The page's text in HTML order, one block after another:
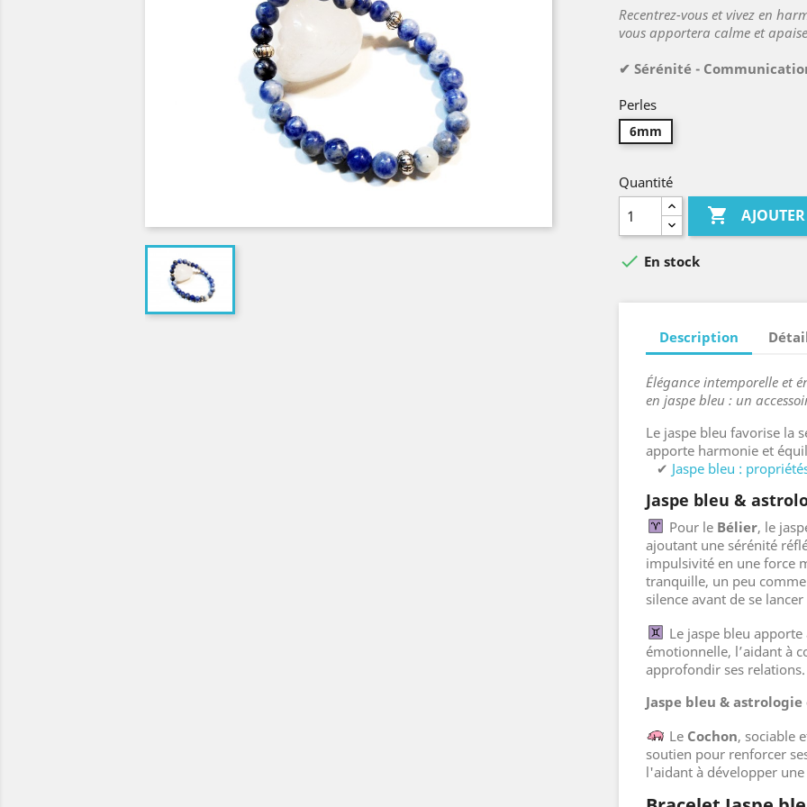
Recentrez-vous et vivez en
vous apportera calme et
✔ Sérénité -
Perles
6mm
Quantité

 En stock
Description
Élégance intemporelle et
en jaspe bleu : un
Le jaspe bleu favorise la
apporte harmonie et
✔ Jaspe bleu :
Jaspe bleu &
Pour le Bélier, le
ajoutant une sérénité
impulsivité en une force
tranquille, un peu
silence avant de se
Le jaspe bleu
émotionnelle, l’aidant à
approfondir ses relations.
Jaspe bleu &
Le Cochon, sociable
soutien pour renforcer
l'aidant à développer